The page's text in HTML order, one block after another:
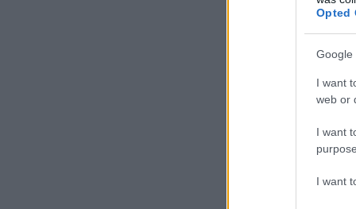
Opted
Google
I want
web or
I want
I want